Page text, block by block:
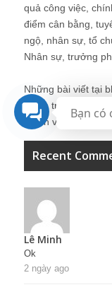
quả công việc,
điểm cân bằng,
ngộ, nhân sự, tổ
Nhân sự, trưởng
Những bài viết tại
Quản trị Nhân sự
thành viên khác
Recent
Lê Minh
Ok
2 ngày ago
Bạn có